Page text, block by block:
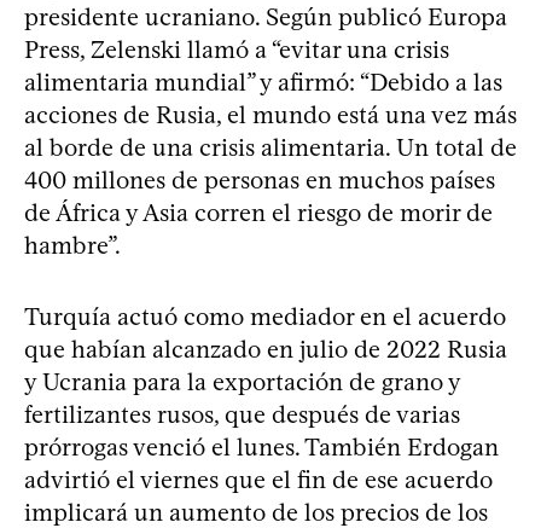
presidente ucraniano. Según publicó Europa
Press, Zelenski llamó a “evitar una crisis
alimentaria mundial” y afirmó: “Debido a las
acciones de Rusia, el mundo está una vez más
al borde de una crisis alimentaria. Un total de
400 millones de personas en muchos países
de África y Asia corren el riesgo de morir de
hambre”.
Turquía actuó como mediador en el acuerdo
que habían alcanzado en julio de 2022 Rusia
y Ucrania para la exportación de grano y
fertilizantes rusos, que después de varias
prórrogas venció el lunes. También Erdogan
advirtió el viernes que el fin de ese acuerdo
implicará un aumento de los precios de los